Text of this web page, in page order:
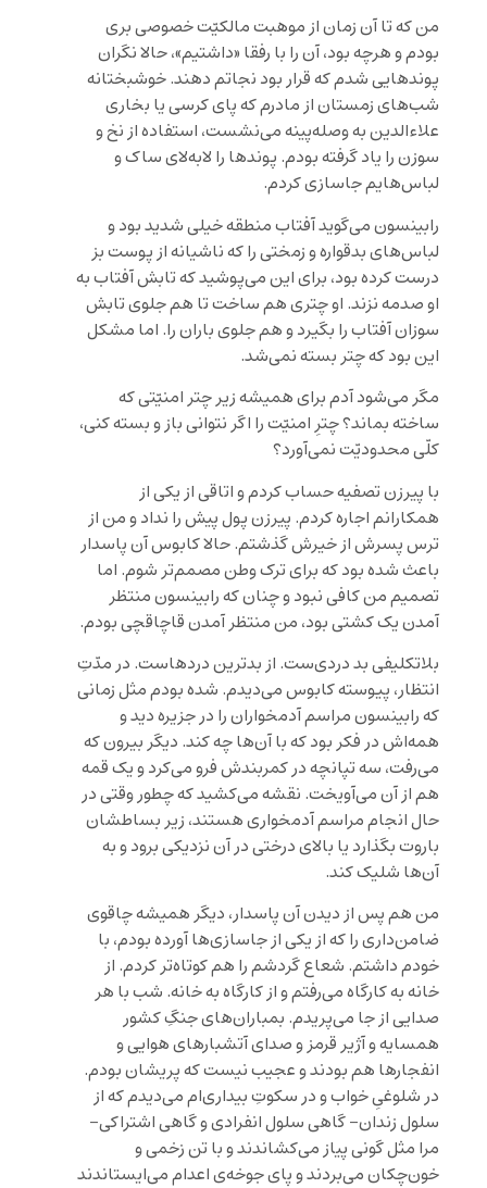
من که تا آن زمان از موهبت مالکیّت خصوصی بری
بودم و هرچه بود، آن را با رفقا «داشتیم»، حالا نگران
پوندهایی شدم که قرار بود نجاتم دهند. خوشبختانه
شب‌های زمستان از مادرم که پای کرسی یا بخاری
علاء‌الدین به وصله‌پینه می‌نشست، استفاده از نخ و
سوزن را یاد گرفته بودم. پوند‌ها را لابه‌لای ساک و
لباس‌هایم جاسازی کردم.
رابینسون می‌گوید آفتاب منطقه خیلی شدید بود و
لباس‌های بدقواره و زمختی را که ناشیانه از پوست بز
درست کرده بود، برای این می‌پوشید که تابش آفتاب به
او صدمه نزند. او چتری هم ساخت تا هم جلوی تابش
سوزان آفتاب را بگیرد و هم جلوی باران را. اما مشکل
این بود که چتر بسته نمی‌شد.
مگر می‌شود آدم برای همیشه زیر چتر امنیّتی که
ساخته بماند؟ چترِ امنیّت را اگر نتوانی باز و بسته کنی،
کلّی محدودیّت نمی‌آورد؟
با پیرزن تصفیه حساب کردم و اتاقی از یکی از
همکارانم اجاره کردم. پیرزن پول پیش را نداد و من از
ترس پسرش از خیرش گذشتم. حالا کابوس آن پاسدار
باعث شده بود که برای ترک وطن مصمم‌تر شوم. اما
تصمیم من کافی نبود و چنان که رابینسون منتظر
آمدن یک کشتی بود، من منتظر آمدن قاچاقچی بودم.
بلاتکلیفی بد دردی‌ست. از بدترین دردهاست. در مدّتِ
انتظار، پیوسته کابوس می‌دیدم. شده بودم مثل زمانی
که رابینسون مراسم آدمخواران را در جزیره دید و
همه‌اش در فکر بود که با‌ آن‌ها چه کند. دیگر بیرون که
می‌رفت، سه تپانچه در کمربندش فرو می‌کرد و یک قمه
هم از آن می‌آویخت. نقشه می‌کشید که چطور وقتی در
حال انجام مراسم آدمخواری هستند، زیر بساطشان
باروت بگذارد یا بالای درختی در آن نزدیکی برود و به
آن‌ها شلیک کند.
من هم پس از دیدن آن پاسدار، دیگر همیشه چاقوی
ضامن‌داری را که از یکی از جاسازی‌ها آورده بودم، با
خودم داشتم. شعاع گردشم را هم کوتاه‌تر کردم. از
خانه به کارگاه می‌رفتم و از کارگاه به خانه. شب با هر
صدایی از جا می‌پریدم. بمباران‌‌های جنگِ کشور
همسایه و آژیر قرمز و صدای آتشبارهای هوایی و
انفجارها هم بودند و عجیب نیست که پریشان بودم.
در شلوغیِ خواب و در سکوتِ بیداری‌ام می‌دیدم که از
سلول زندان- گاهی سلول انفرادی و گاهی اشتراکی-
مرا مثل گونی پیاز می‌کشاندند و با تن زخمی و
خون‌چکان ‌می‌بردند و پای جوخه‌ی اعدام می‌ایستاندند